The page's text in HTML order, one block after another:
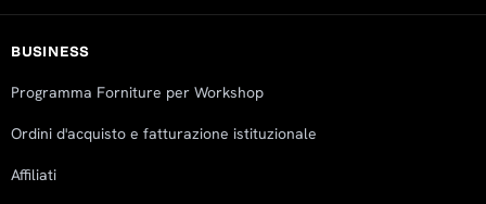
BUSINESS
Programma Forniture per Workshop
Ordini d'acquisto e fatturazione istituzionale
Affiliati